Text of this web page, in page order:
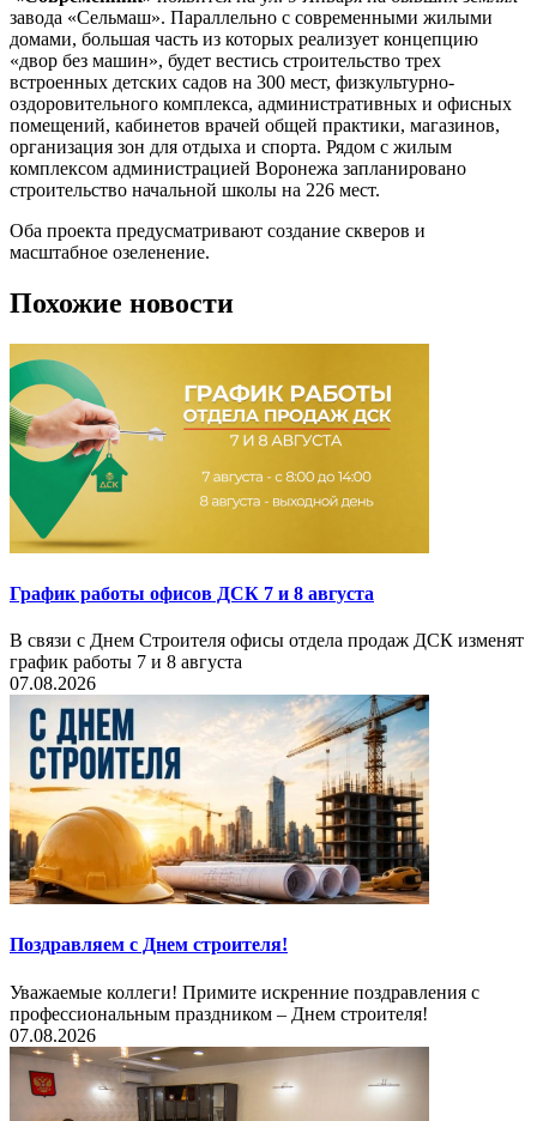
завода «Сельмаш». Параллельно с современными жилыми
домами, большая часть из которых реализует концепцию
«двор без машин», будет вестись строительство трех
встроенных детских садов на 300 мест, физкультурно-
оздоровительного комплекса, административных и офисных
помещений, кабинетов врачей общей практики, магазинов,
организация зон для отдыха и спорта. Рядом с жилым
комплексом администрацией Воронежа запланировано
строительство начальной школы на 226 мест.
Оба проекта предусматривают создание скверов и
масштабное озеленение.
Похожие новости
График работы офисов ДСК 7 и 8 августа
В связи с Днем Строителя офисы отдела продаж ДСК изменят
график работы 7 и 8 августа
07.08.2026
Поздравляем с Днем строителя!
Уважаемые коллеги! Примите искренние поздравления с
профессиональным праздником – Днем строителя!
07.08.2026